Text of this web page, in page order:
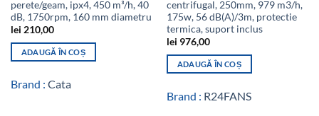
perete/geam, ipx4, 450 m³/h, 40
dB, 1750rpm, 160 mm diametru
lei 210,00
ADAUGĂ ÎN COȘ
Brand : Cata
centrifugal, 250mm, 979 m3/h,
175w, 56 dB(A)/3m, protectie
termica, suport inclus
lei 976,00
ADAUGĂ ÎN COȘ
Brand : R24FANS